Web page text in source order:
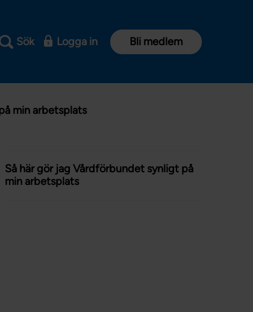
Sök Logga in Bli medlem
min arbetsplats
Så här gör jag Vårdförbundet synligt på
min arbetsplats